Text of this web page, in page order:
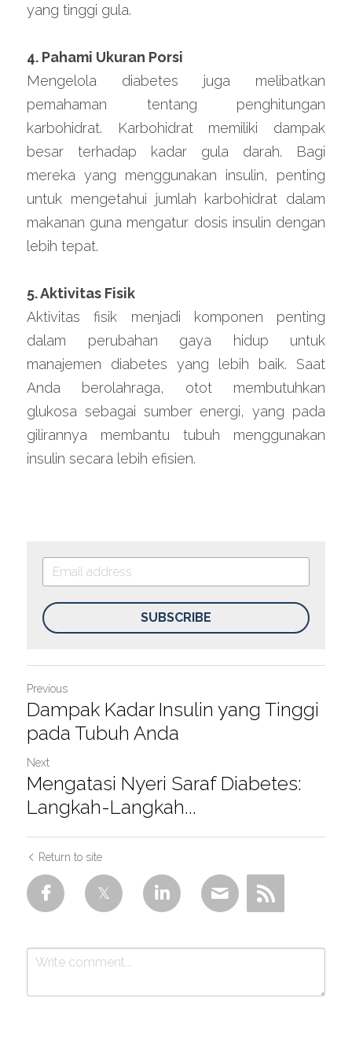
yang tinggi gula.
4. Pahami Ukuran Porsi
Mengelola diabetes juga melibatkan
pemahaman tentang penghitungan
karbohidrat. Karbohidrat memiliki dampak
besar terhadap kadar gula darah. Bagi
mereka yang menggunakan insulin, penting
untuk mengetahui jumlah karbohidrat dalam
makanan guna mengatur dosis insulin dengan
lebih tepat.
5. Aktivitas Fisik
Aktivitas fisik menjadi komponen penting
dalam perubahan gaya hidup untuk
manajemen diabetes yang lebih baik. Saat
Anda berolahraga, otot membutuhkan
glukosa sebagai sumber energi, yang pada
gilirannya membantu tubuh menggunakan
insulin secara lebih efisien.
SUBSCRIBE
Previous
Dampak Kadar Insulin yang Tinggi
pada Tubuh Anda
Next
Mengatasi Nyeri Saraf Diabetes:
Langkah-Langkah...
Return to site